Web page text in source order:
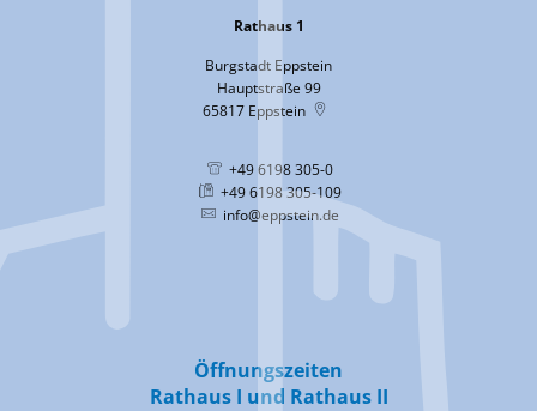
Rathaus 1
Burgstadt Eppstein
Hauptstraße 99
65817 Eppstein
+49 6198 305-0
+49 6198 305-109
info@eppstein.de
Öffnungszeiten
Rathaus I und Rathaus II